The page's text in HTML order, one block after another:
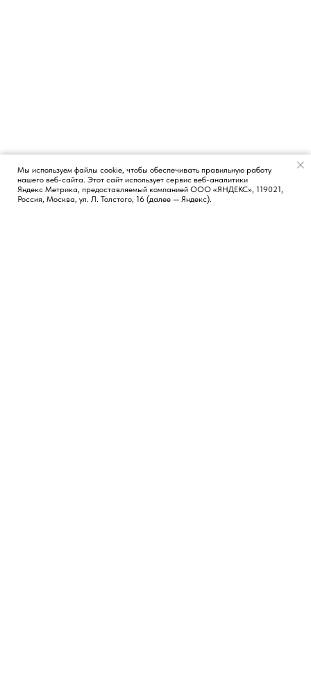
Появился вопрос?
Мы используем файлы cookie, чтобы обеспечивать правильную работу
нашего веб-сайта. Этот сайт использует сервис веб-аналитики
Яндекс Метрика, предоставляемый компанией ООО «ЯНДЕКС», 119021,
Россия, Москва, ул. Л. Толстого, 16 (далее — Яндекс).